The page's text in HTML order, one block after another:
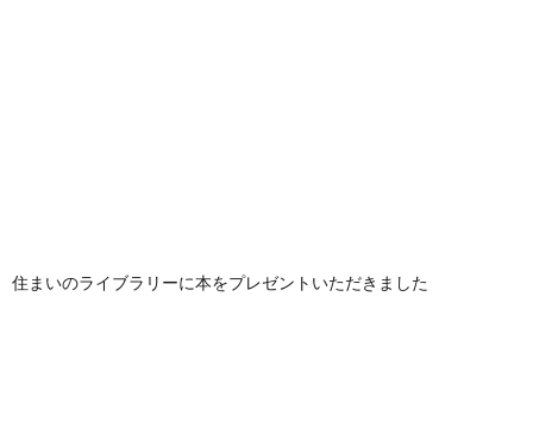
住まいのライブラリーに本をプレゼントいただきました